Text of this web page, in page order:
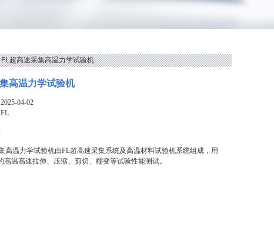
超高速采集高温力学试验机
高温力学试验机
04-02
FL
高温力学试验机由FL超高速采集系统及高温材料试验机系统组成，用
高温高速拉伸、压缩、剪切、蠕变等试验性能测试。